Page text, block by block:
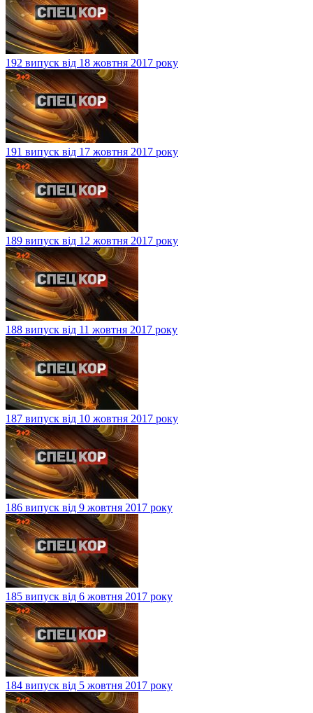
192 випуск від 18 жовтня 2017 року
191 випуск від 17 жовтня 2017 року
189 випуск від 12 жовтня 2017 року
188 випуск від 11 жовтня 2017 року
187 випуск від 10 жовтня 2017 року
186 випуск від 9 жовтня 2017 року
185 випуск від 6 жовтня 2017 року
184 випуск від 5 жовтня 2017 року